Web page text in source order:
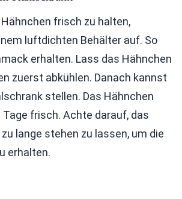
frisch zu halten,
luftdichten Behälter auf. So
erhalten. Lass das Hähnchen
zuerst abkühlen. Danach kannst
stellen. Das Hähnchen
Tage frisch. Achte darauf, das
lange stehen zu lassen, um die
erhalten.